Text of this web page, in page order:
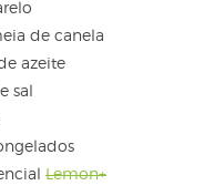
de canela
azeite
sal
Lemon+